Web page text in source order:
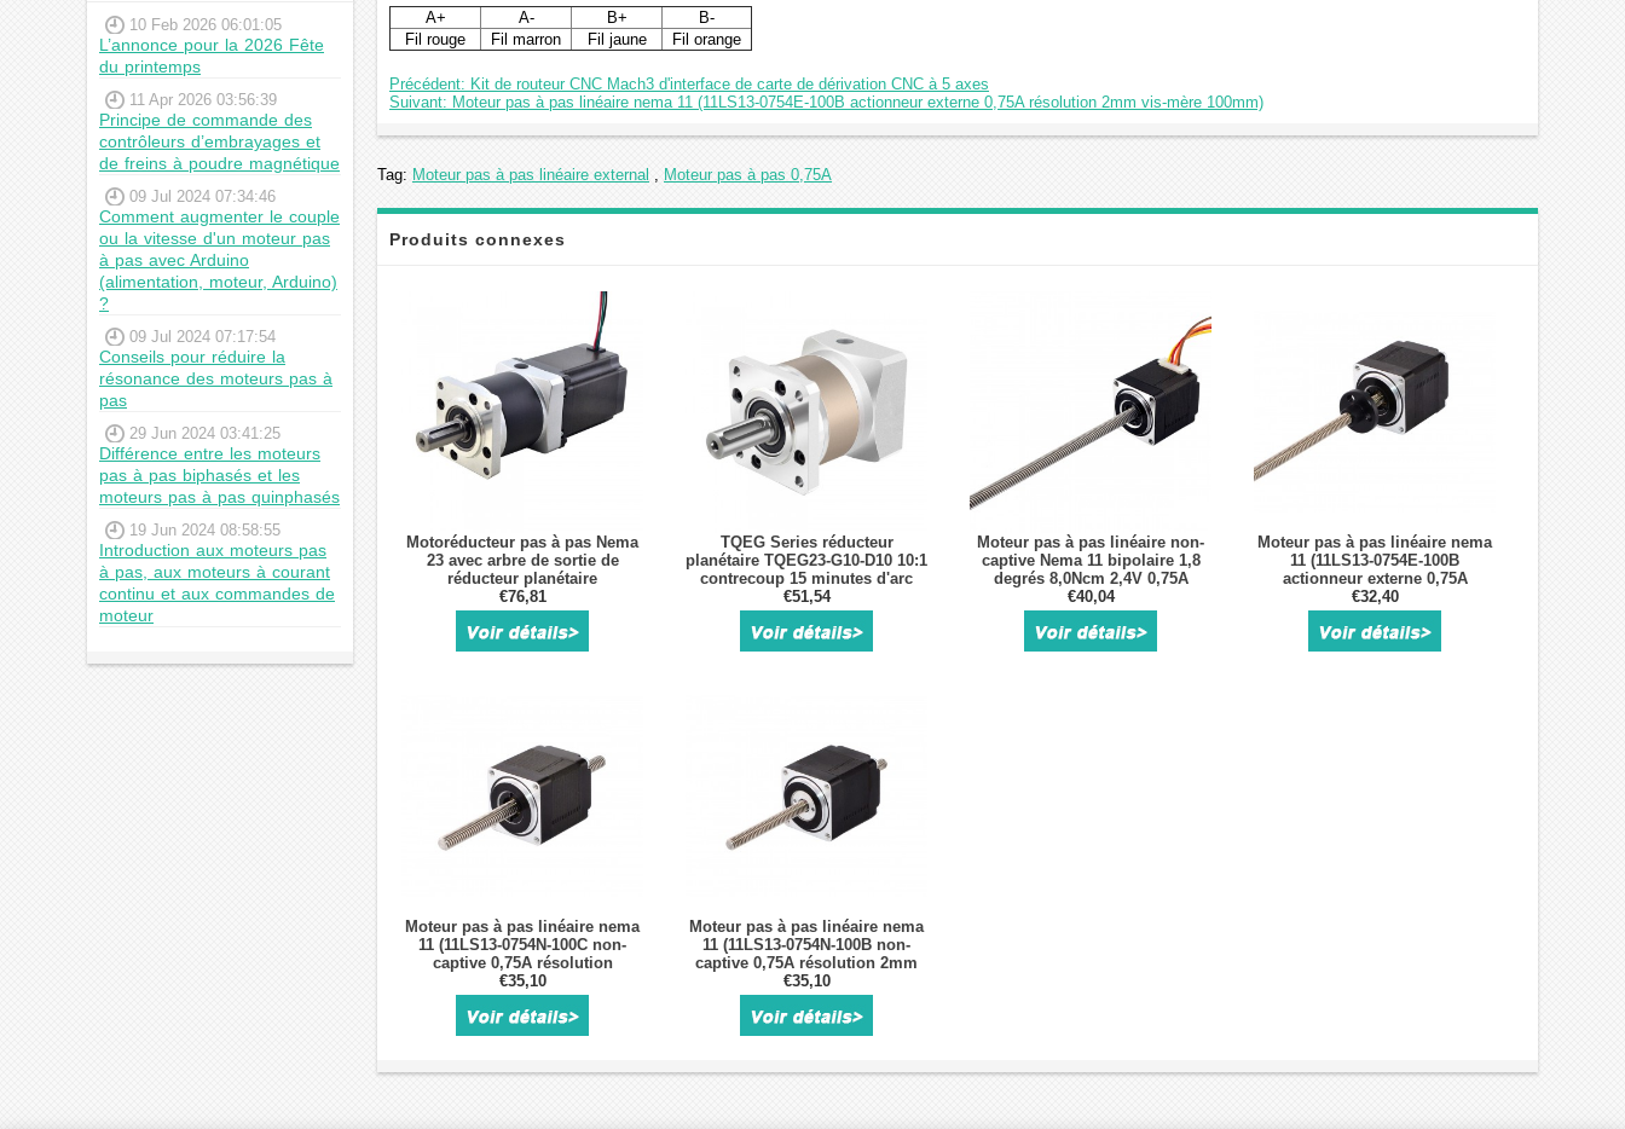
10 Feb 2026 06:01:05
L’annonce pour la 2026 Fête
du printemps
11 Apr 2026 03:56:39
Principe de commande des
contrôleurs d’embrayages et
de freins à poudre magnétique
09 Jul 2024 07:34:46
Comment augmenter le couple
ou la vitesse d'un moteur pas
à pas avec Arduino
(alimentation, moteur, Arduino)
?
09 Jul 2024 07:17:54
Conseils pour réduire la
résonance des moteurs pas à
pas
29 Jun 2024 03:41:25
Différence entre les moteurs
pas à pas biphasés et les
moteurs pas à pas quinphasés
19 Jun 2024 08:58:55
Introduction aux moteurs pas
à pas, aux moteurs à courant
continu et aux commandes de
moteur
A+ A- B+
B-
Fil rouge
Fil marron Fil jaune Fil orange
Précédent: Kit de routeur CNC Mach3 d'interface de carte de dérivation CNC à 5 axes
Suivant: Moteur pas à pas linéaire nema 11 (11LS13-0754E-100B actionneur externe 0,75A résolution 2mm vis-mère 100mm)
Tag: Moteur pas à pas linéaire external , Moteur pas à pas 0,75A
Produits connexes
Motoréducteur pas à pas Nema
23 avec arbre de sortie de
réducteur planétaire
10:1/20:1/50:1, rainure de
clavette Φ14 mm
€76,81
TQEG Series réducteur
planétaire TQEG23-G10-D10 10:1
contrecoup 15 minutes d'arc
pour Moteur pas à pas Nema 23
à arbre de 10 mm
€51,54
Moteur pas à pas linéaire non-
captive Nema 11 bipolaire 1,8
degrés 8,0Ncm 2,4V 0,75A
plomb 4,877mm distance de
voyage 150mm
€40,04
Moteur pas à pas linéaire nema
11 (11LS13-0754E-100B
actionneur externe 0,75A
résolution 2mm vis-mère
100mm)
€32,40
Moteur pas à pas linéaire nema
11 (11LS13-0754N-100C non-
captive 0,75A résolution
4,877mm vis-mère 100mm)
€35,10
Moteur pas à pas linéaire nema
11 (11LS13-0754N-100B non-
captive 0,75A résolution 2mm
vis-mère 100mm)
€35,10